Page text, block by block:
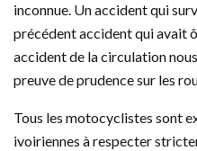
inconnue. Un accident qui
précédent accident qui avait
accident de la circulation
preuve de prudence sur les
Tous les motocyclistes sont
ivoiriennes à respecter